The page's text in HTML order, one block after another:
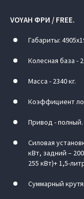
VOYAH ФРИ / FREE.
Габариты:
Колесная база -
Масса - 2340 кг.
Коэффициент
Привод - полный.
Силовая
кВт, задний –
255 кВт)+ 1,5-
Суммарный